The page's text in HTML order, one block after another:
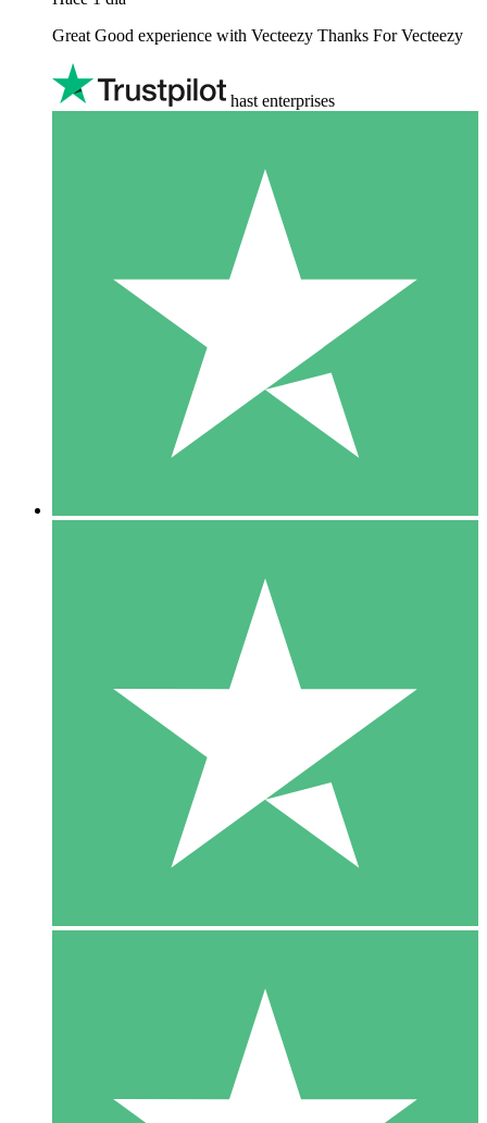
Great Good experience with Vecteezy Thanks For Vecteezy
hast enterprises